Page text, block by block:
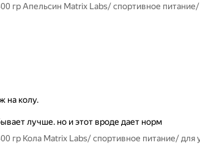
гр Апельсин Matrix Labs/ спортивное
на колу.
лучше. но и этот вроде дает норм
гр Кола Matrix Labs/ спортивное питание/ для